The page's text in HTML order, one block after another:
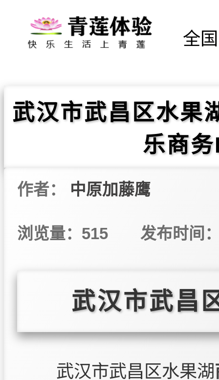
全国
武汉市武昌区水果
乐商
作者： 中原加藤鹰
浏览量：515 发布时间
武汉市武昌
武汉市武昌区水果湖